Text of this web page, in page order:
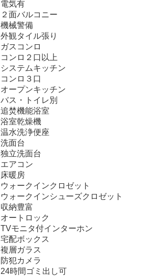
電気有
２面バルコニー
機械警備
外観タイル張り
ガスコンロ
コンロ２口以上
システムキッチン
コンロ３口
オープンキッチン
バス・トイレ別
追焚機能浴室
浴室乾燥機
温水洗浄便座
洗面台
独立洗面台
エアコン
床暖房
ウォークインクロゼット
ウォークインシューズクロゼット
収納豊富
オートロック
TVモニタ付インターホン
宅配ボックス
複層ガラス
防犯カメラ
24時間ゴミ出し可